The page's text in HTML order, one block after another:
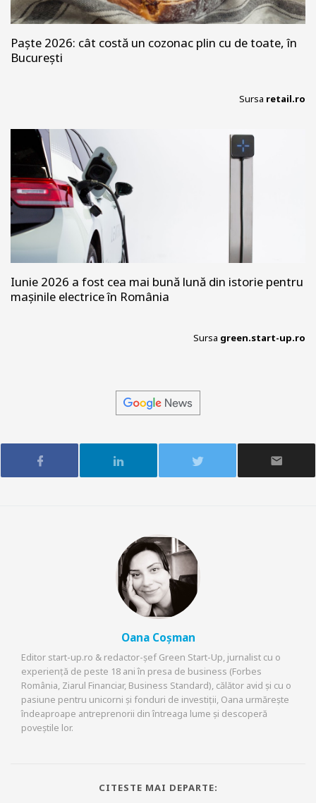
Paște 2026: cât costă un cozonac plin cu de toate, în
București
Sursa retail.ro
Iunie 2026 a fost cea mai bună lună din istorie pentru
mașinile electrice în România
Sursa green.start-up.ro
Oana Coșman
Editor start-up.ro & redactor-șef Green Start-Up, jurnalist cu o
experiență de peste 18 ani în presa de business (Forbes
România, Ziarul Financiar, Business Standard), călător avid și cu o
pasiune pentru unicorni și fonduri de investiții, Oana urmărește
îndeaproape antreprenorii din întreaga lume și descoperă
poveștile lor.
CITESTE MAI DEPARTE: